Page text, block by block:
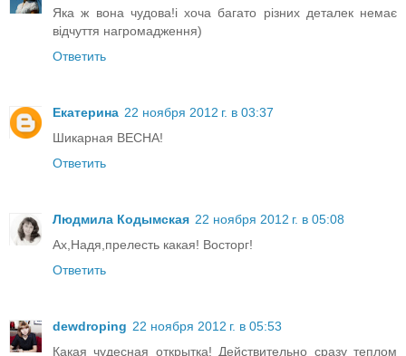
Яка ж вона чудова!і хоча багато різних деталек немає
відчуття нагромадження)
Ответить
Екатерина 22 ноября 2012 г. в 03:37
Шикарная ВЕСНА!
Ответить
Людмила Кодымская 22 ноября 2012 г. в 05:08
Ах,Надя,прелесть какая! Восторг!
Ответить
dewdroping 22 ноября 2012 г. в 05:53
Какая чудесная открытка! Действительно сразу теплом